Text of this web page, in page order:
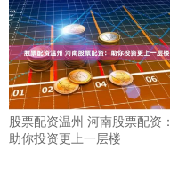
股票配资温州 河南股票配资：
助你投资更上一层楼